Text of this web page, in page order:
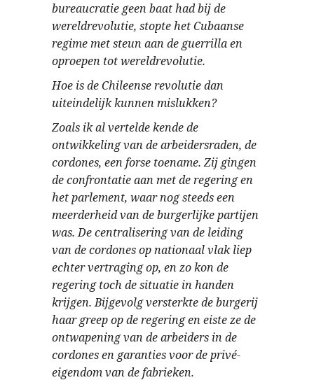
bureaucratie geen baat had bij de
wereldrevolutie, stopte het Cubaanse
regime met steun aan de guerrilla en
oproepen tot wereldrevolutie.
Hoe is de Chileense revolutie dan
uiteindelijk kunnen mislukken?
Zoals ik al vertelde kende de
ontwikkeling van de arbeidersraden, de
cordones, een forse toename. Zij gingen
de confrontatie aan met de regering en
het parlement, waar nog steeds een
meerderheid van de burgerlijke partijen
was. De centralisering van de leiding
van de cordones op nationaal vlak liep
echter vertraging op, en zo kon de
regering toch de situatie in handen
krijgen. Bijgevolg versterkte de burgerij
haar greep op de regering en eiste ze de
ontwapening van de arbeiders in de
cordones en garanties voor de privé-
eigendom van de fabrieken.